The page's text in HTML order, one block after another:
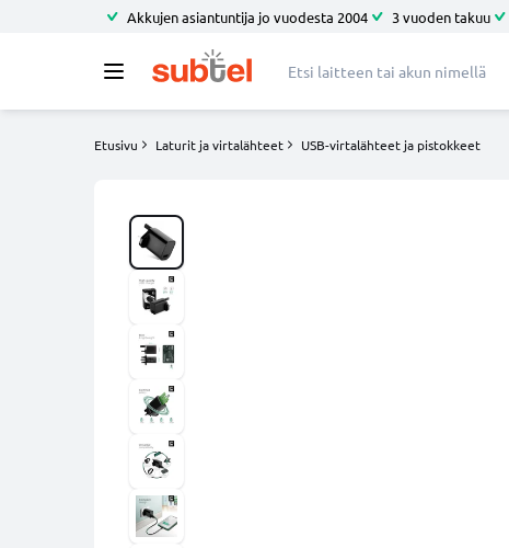
Akkujen asiantuntija jo vuodesta 2004 3 vuoden takuu
Etusivu Laturit ja virtalähteet USB-virtalähteet ja pistokkeet